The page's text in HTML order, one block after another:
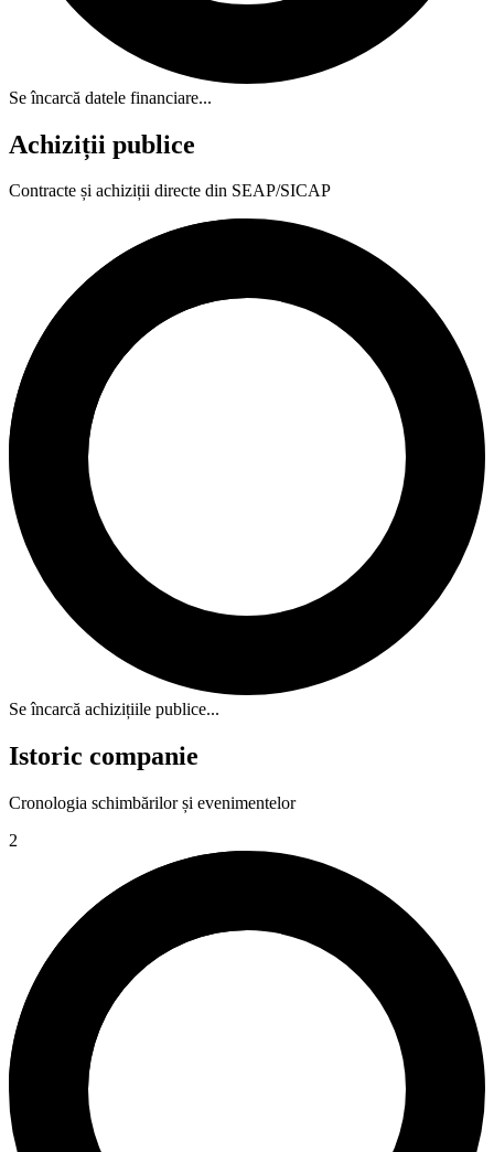
Se încarcă datele financiare...
Achiziții publice
Contracte și achiziții directe din SEAP/SICAP
Se încarcă achizițiile publice...
Istoric companie
Cronologia schimbărilor și evenimentelor
2